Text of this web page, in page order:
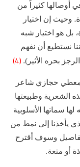
أوصالها كثيراً من
وحيث إن اختيار
بل هو اختيار شبه
نستطيع أن نفهم
بحره الأثير). (4)
حجازي شاعر
الشعرية وطبيعتها
سماتها الأسلوبية
يأخذنا إلى نمط من
وسوف أقترح
أو متعة.